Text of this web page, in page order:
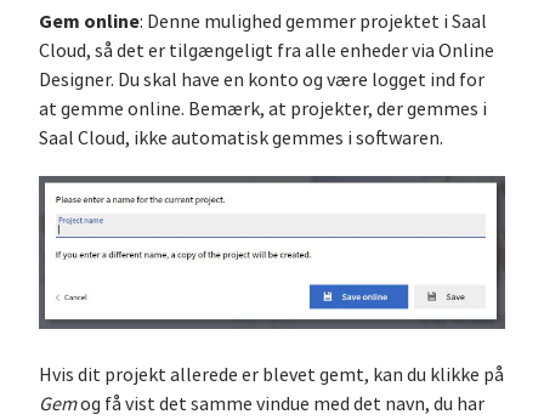
Gem online: Denne mulighed gemmer projektet i Saal
Cloud, så det er tilgængeligt fra alle enheder via Online
Designer. Du skal have en konto og være logget ind for
at gemme online. Bemærk, at projekter, der gemmes i
Saal Cloud, ikke automatisk gemmes i softwaren.
Hvis dit projekt allerede er blevet gemt, kan du klikke på
Gemog få vist det samme vindue med det navn, du har